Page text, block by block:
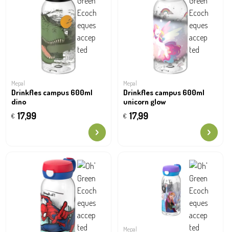
Mepal
Drinkfles campus 600ml
dino
€ 17,99
Mepal
Drinkfles campus 600ml
unicorn glow
€ 17,99
Mepal